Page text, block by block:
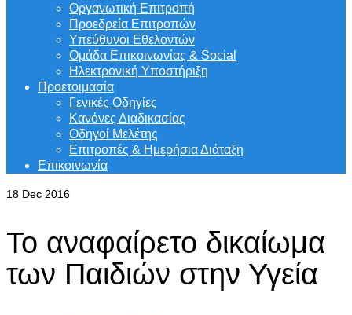
Οργανωτική Επιτροπή
Προεδρεία Επιτροπών
Υπεύθυνοι Εθελοντών
Ομάδα Επικοινωνίας & Social
Ηλεκτρονική Υποστήριξη
Προετοιμασία
Γενικές Οδηγίες
Κανόνες Διαδικασίας
Οδηγοί Μελέτης
Επιτροπές & Ημερήσια Διάταξη
Επικοινωνία
18 Dec 2016
Το αναφαίρετο δικαίωμα
των Παιδιών στην Υγεία